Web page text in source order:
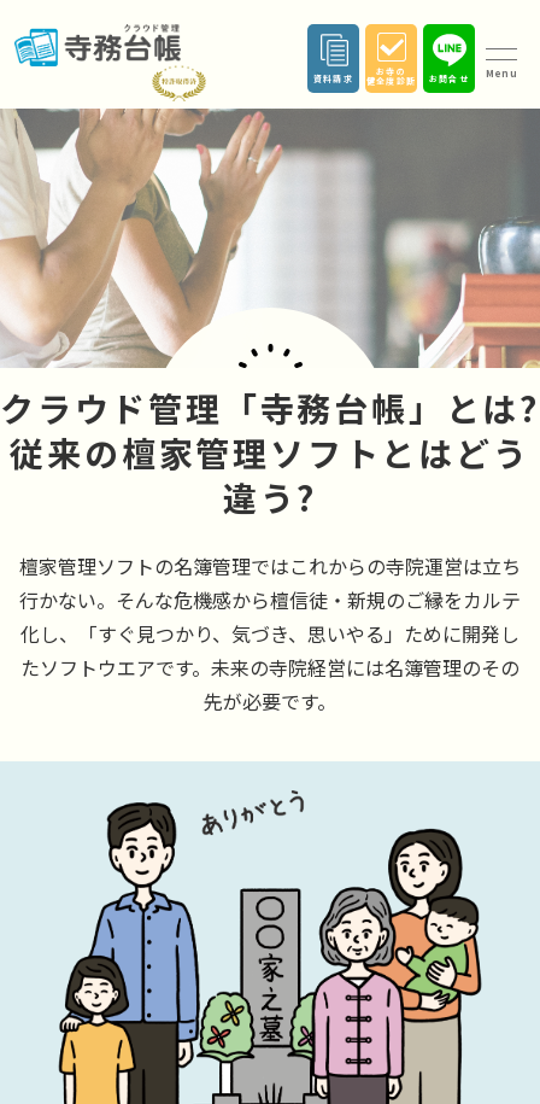
Menu
資料請求
お寺の
健全度診断
お問合せ
クラウド管理「寺務台帳」とは?
従来の檀家管理ソフトとはどう
違う?
檀家管理ソフトの名簿管理ではこれからの寺院運営は立ち
行かない。そんな危機感から檀信徒・新規のご縁をカルテ
化し、
「すぐ見つかり、気づき、思いやる」ために開発し
たソフトウエアです。未来の寺院経営には名簿管理のその
先が必要です。